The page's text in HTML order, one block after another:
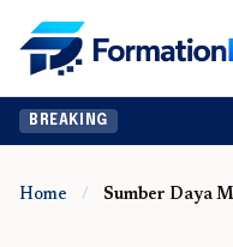
BREAKING
Home / Sumber Daya